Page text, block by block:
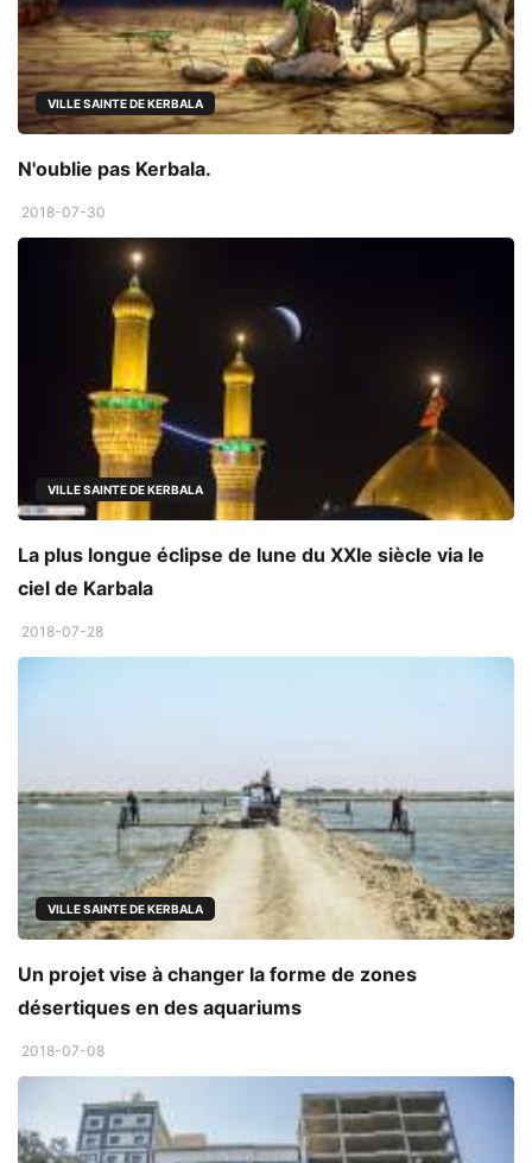
VILLE SAINTE DE KERBALA
N'oublie pas Kerbala.
2018-07-30
VILLE SAINTE DE KERBALA
La plus longue éclipse de lune du XXIe siècle via le
ciel de Karbala
2018-07-28
VILLE SAINTE DE KERBALA
Un projet vise à changer la forme de zones
désertiques en des aquariums
2018-07-08